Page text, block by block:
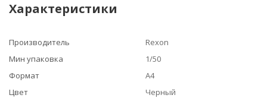
Характеристики
Производитель
Rexon
Мин упаковка
1/50
Формат
А4
Цвет
Черный